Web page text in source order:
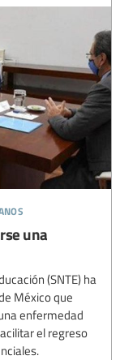
una
(SNTE) ha
México que
enfermedad
el regreso